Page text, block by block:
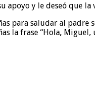
apoyo y le deseó que
para saludar al
la frase “Hola,